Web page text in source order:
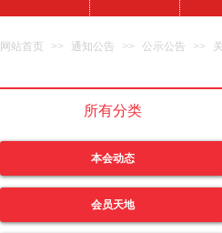
网站首页 >> 通知公告 >> 公示公告 >>
所有分类
本会动态
会员天地